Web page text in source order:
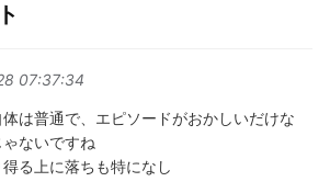
07:37:34
は普通で、エピソードがおかしいだけな
ないですね
る上に落ちも特になし